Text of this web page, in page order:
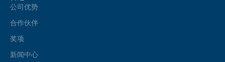
公司优势
合作伙伴
奖项
新闻中心